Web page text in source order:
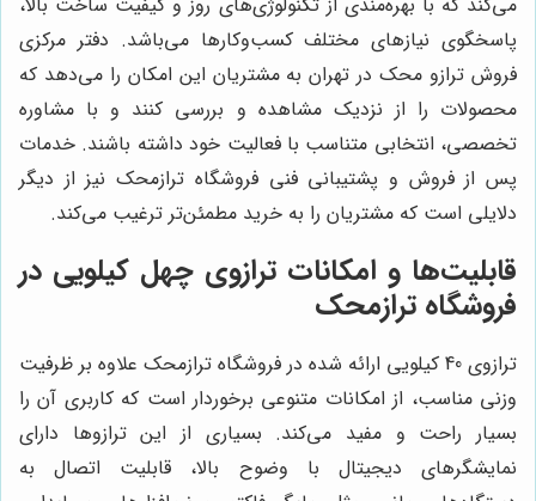
پاسخگوی نیازهای مختلف کسب‌وکارها می‌باشد. دفتر مرکزی
فروش ترازو محک در تهران به مشتریان این امکان را می‌دهد که
محصولات را از نزدیک مشاهده و بررسی کنند و با مشاوره
تخصصی، انتخابی متناسب با فعالیت خود داشته باشند. خدمات
پس از فروش و پشتیبانی فنی فروشگاه ترازمحک نیز از دیگر
دلایلی است که مشتریان را به خرید مطمئن‌تر ترغیب می‌کند.
قابلیت‌ها و امکانات ترازوی چهل کیلویی در
فروشگاه ترازمحک
ترازوی 40 کیلویی ارائه شده در فروشگاه ترازمحک علاوه بر ظرفیت
وزنی مناسب، از امکانات متنوعی برخوردار است که کاربری آن را
بسیار راحت و مفید می‌کند. بسیاری از این ترازوها دارای
نمایشگرهای دیجیتال با وضوح بالا، قابلیت اتصال به